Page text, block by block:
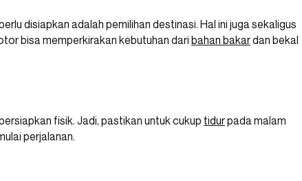
disiapkan adalah pemilihan destinasi. Hal ini juga sekaligus
bisa memperkirakan kebutuhan dari bahan bakardan bekal
fisik. Jadi, pastikan untuk cukup tidurpada malam
perjalanan.